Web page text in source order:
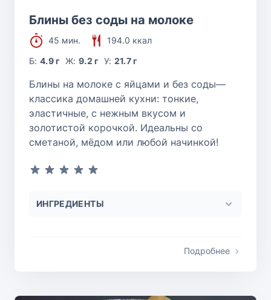
Блины без соды на молоке
45 мин.
194.0 ккал
Б:4.9 г Ж: 9.2 г У: 21.7 г
Блины на молоке с яйцами и без соды—
классика домашней кухни: тонкие,
эластичные, с нежным вкусом и
золотистой корочкой. Идеальны со
сметаной, мёдом или любой начинкой!
ИНГРЕДИЕНТЫ
Подробнее